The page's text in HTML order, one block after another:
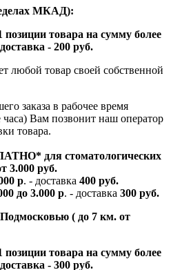
МКАД):
позиции товара на сумму более
- 200 руб.
любой товар своей собственной
заказа в рабочее время
Вам позвонит наш оператор
товара.
для стоматологических
3.000 руб.
р. - доставка 400 руб.
до 3.000 р. - доставка 300 руб.
( до 7 км. от
позиции товара на сумму более
- 300 руб.